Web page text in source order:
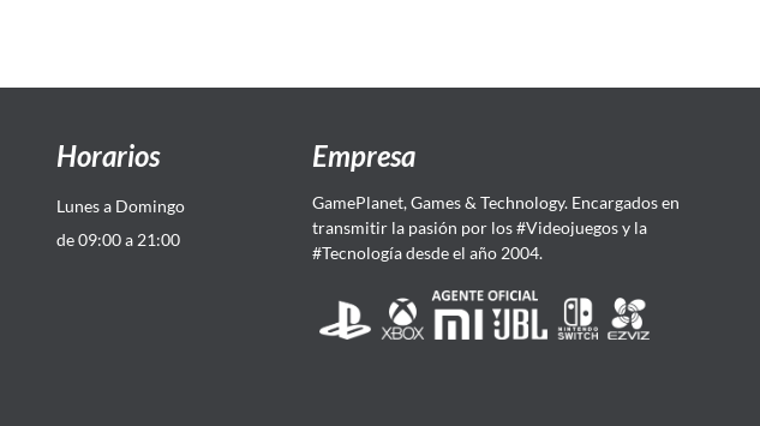
Horarios
Lunes a Domingo
de 09:00 a 21:00
Empresa
GamePlanet, Games & Technology. Encargados en
transmitir la pasión por los #Videojuegos y la
#Tecnología desde el año 2004.